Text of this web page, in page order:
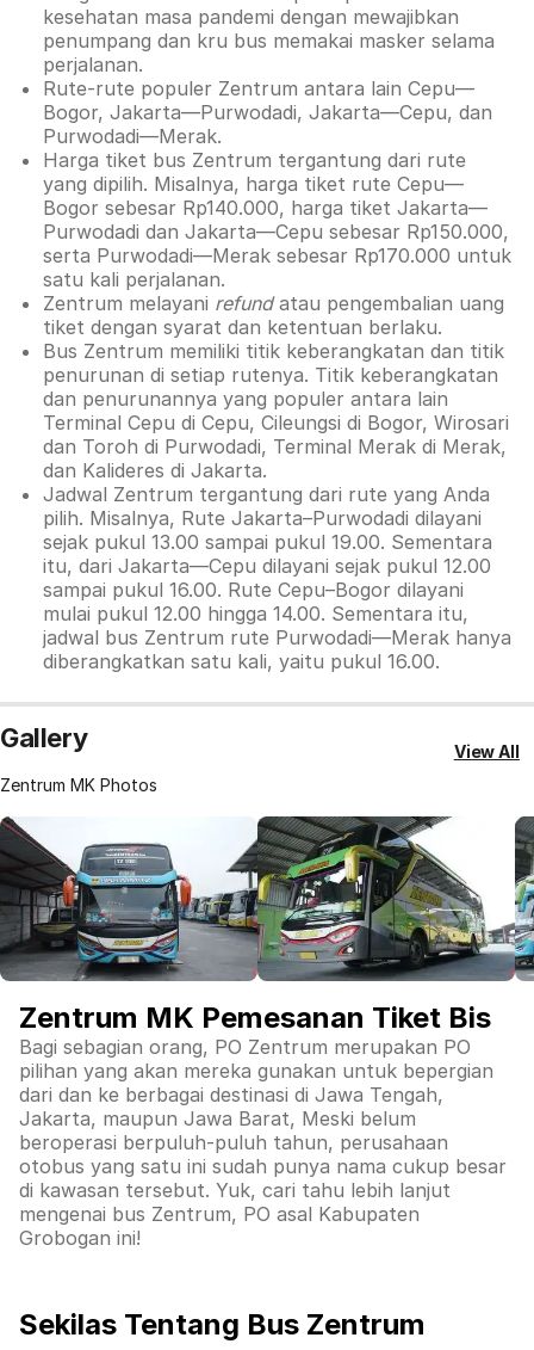
kesehatan masa pandemi dengan mewajibkan
penumpang dan kru bus memakai masker selama
perjalanan.
Rute-rute populer Zentrum antara lain Cepu—
Bogor, Jakarta—Purwodadi, Jakarta—Cepu, dan
Purwodadi—Merak.
Harga tiket bus Zentrum tergantung dari rute
yang dipilih. Misalnya, harga tiket rute Cepu—
Bogor sebesar Rp140.000, harga tiket Jakarta—
Purwodadi dan Jakarta—Cepu sebesar Rp150.000,
serta Purwodadi—Merak sebesar Rp170.000 untuk
satu kali perjalanan.
Zentrum melayani refundatau pengembalian uang
tiket dengan syarat dan ketentuan berlaku.
Bus Zentrum memiliki titik keberangkatan dan titik
penurunan di setiap rutenya. Titik keberangkatan
dan penurunannya yang populer antara lain
Terminal Cepu di Cepu, Cileungsi di Bogor, Wirosari
dan Toroh di Purwodadi, Terminal Merak di Merak,
dan Kalideres di Jakarta.
Jadwal Zentrum tergantung dari rute yang Anda
pilih. Misalnya, Rute Jakarta–Purwodadi dilayani
sejak pukul 13.00 sampai pukul 19.00. Sementara
itu, dari Jakarta—Cepu dilayani sejak pukul 12.00
sampai pukul 16.00. Rute Cepu–Bogor dilayani
mulai pukul 12.00 hingga 14.00. Sementara itu,
jadwal bus Zentrum rute Purwodadi—Merak hanya
diberangkatkan satu kali, yaitu pukul 16.00.
Gallery
Zentrum MK Photos
View All
Zentrum MK Pemesanan Tiket Bis
Bagi sebagian orang, PO Zentrum merupakan PO
pilihan yang akan mereka gunakan untuk bepergian
dari dan ke berbagai destinasi di Jawa Tengah,
Jakarta, maupun Jawa Barat, Meski belum
beroperasi berpuluh-puluh tahun, perusahaan
otobus yang satu ini sudah punya nama cukup besar
di kawasan tersebut. Yuk, cari tahu lebih lanjut
mengenai bus Zentrum, PO asal Kabupaten
Grobogan ini!
Sekilas Tentang Bus Zentrum